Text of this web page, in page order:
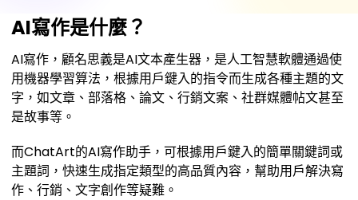
AI寫作是什麼？
AI寫作，顧名思義是AI文本產生器，是人工智慧軟體通過使
用機器學習算法，根據用戶鍵入的指令而生成各種主題的文
字，如文章、部落格、論文、行銷文案、社群媒體帖文甚至
是故事等。
而ChatArt的AI寫作助手，可根據用戶鍵入的簡單關鍵詞或
主題詞，快速生成指定類型的高品質內容，幫助用戶解決寫
作、行銷、文字創作等疑難。